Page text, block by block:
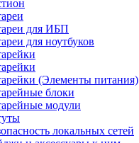
для ИБП
для ноутбуков
(Элементы питания)
блоки
модули
локальных сетей